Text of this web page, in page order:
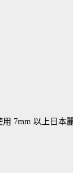
用 7mm 以上日本